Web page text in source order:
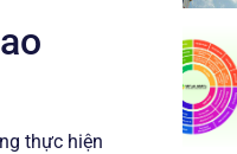
thực hiện